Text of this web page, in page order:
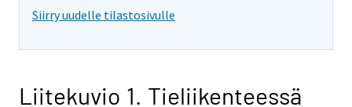
Siirry uudelle tilastosivulle
Liitekuvio 1. Tieliikenteessä